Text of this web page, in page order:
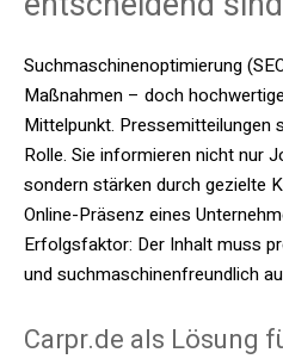
Suchmaschinenoptimierung
Maßnahmen – doch
Mittelpunkt. Pressemitteilungen
Rolle. Sie informieren nicht nur
sondern stärken durch gezielte
Online-Präsenz eines
Erfolgsfaktor: Der Inhalt muss
und suchmaschinenfreundlich
Carpr.de als Lösung